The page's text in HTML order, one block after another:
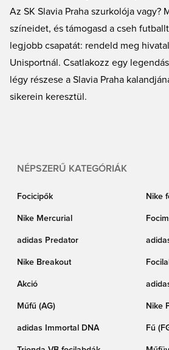
Az SK Slavia Praha szurkolója vagy?
színeidet, és támogasd a cseh
legjobb csapatát: rendeld meg
Unisportnál. Csatlakozz egy
légy részese a Slavia Praha
sikerein keresztül.
NÉPSZERŰ KATEGÓRIÁK
Focicipők Nike
Nike Mercurial
adidas Predator
Nike Breakout
Akció
Műfű (AG) Nike
adidas Immortal DNA Fű